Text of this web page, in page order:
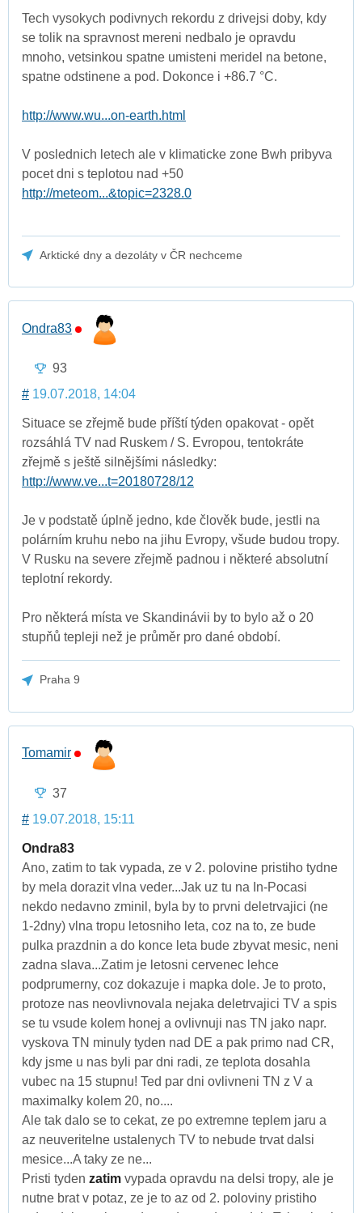
Tech vysokych podivnych rekordu z drivejsi doby, kdy
se tolik na spravnost mereni nedbalo je opravdu
mnoho, vetsinkou spatne umisteni meridel na betone,
spatne odstinene a pod. Dokonce i +86.7 °C.
http://www.wu...on-earth.html
V poslednich letech ale v klimaticke zone Bwh pribyva
pocet dni s teplotou nad +50
http://meteom...&topic=2328.0
Arktické dny a dezoláty v ČR nechceme
Ondra83
93
# 19.07.2018, 14:04
Situace se zřejmě bude příští týden opakovat - opět
rozsáhlá TV nad Ruskem / S. Evropou, tentokráte
zřejmě s ještě silnějšími následky:
http://www.ve...t=20180728/12
Je v podstatě úplně jedno, kde člověk bude, jestli na
polárním kruhu nebo na jihu Evropy, všude budou tropy.
V Rusku na severe zřejmě padnou i některé absolutní
teplotní rekordy.
Pro některá místa ve Skandinávii by to bylo až o 20
stupňů tepleji než je průměr pro dané období.
Praha 9
Tomamir
37
# 19.07.2018, 15:11
Ondra83
Ano, zatim to tak vypada, ze v 2. polovine pristiho tydne
by mela dorazit vlna veder...Jak uz tu na In-Pocasi
nekdo nedavno zminil, byla by to prvni deletrvajici (ne
1-2dny) vlna tropu letosniho leta, coz na to, ze bude
pulka prazdnin a do konce leta bude zbyvat mesic, neni
zadna slava...Zatim je letosni cervenec lehce
podprumerny, coz dokazuje i mapka dole. Je to proto,
protoze nas neovlivnovala nejaka deletrvajici TV a spis
se tu vsude kolem honej a ovlivnuji nas TN jako napr.
vyskova TN minuly tyden nad DE a pak primo nad CR,
kdy jsme u nas byli par dni radi, ze teplota dosahla
vubec na 15 stupnu! Ted par dni ovlivneni TN z V a
maximalky kolem 20, no....
Ale tak dalo se to cekat, ze po extremne teplem jaru a
az neuveritelne ustalenych TV to nebude trvat dalsi
mesice...A taky ze ne...
Pristi tyden zatim vypada opravdu na delsi tropy, ale je
nutne brat v potaz, ze je to az od 2. poloviny pristiho